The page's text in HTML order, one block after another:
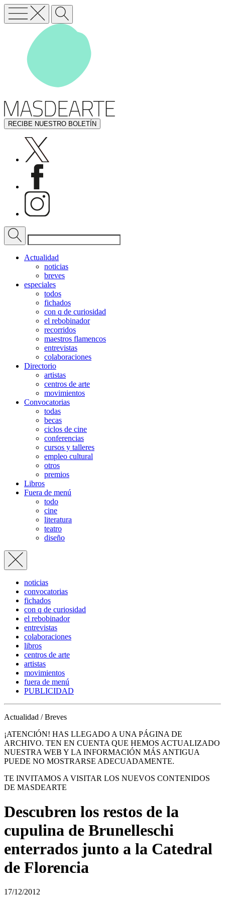
RECIBE NUESTRO BOLETÍN
Actualidad
noticias
breves
especiales
todos
fichados
con q de curiosidad
el rebobinador
recorridos
maestros flamencos
entrevistas
colaboraciones
Directorio
artistas
centros de arte
movimientos
Convocatorias
todas
becas
ciclos de cine
conferencias
cursos y talleres
empleo cultural
otros
premios
Libros
Fuera de menú
todo
cine
literatura
teatro
diseño
noticias
convocatorias
fichados
con q de curiosidad
el rebobinador
entrevistas
colaboraciones
libros
centros de arte
artistas
movimientos
fuera de menú
PUBLICIDAD
Actualidad / Breves
¡ATENCIÓN! HAS LLEGADO A UNA PÁGINA DE
ARCHIVO. TEN EN CUENTA QUE HEMOS ACTUALIZADO
NUESTRA WEB Y LA INFORMACIÓN MÁS ANTIGUA
PUEDE NO MOSTRARSE ADECUADAMENTE.
TE INVITAMOS A VISITAR LOS NUEVOS CONTENIDOS
DE MASDEARTE
Descubren los restos de la
cupulina de Brunelleschi
enterrados junto a la Catedral
de Florencia
17/12/2012